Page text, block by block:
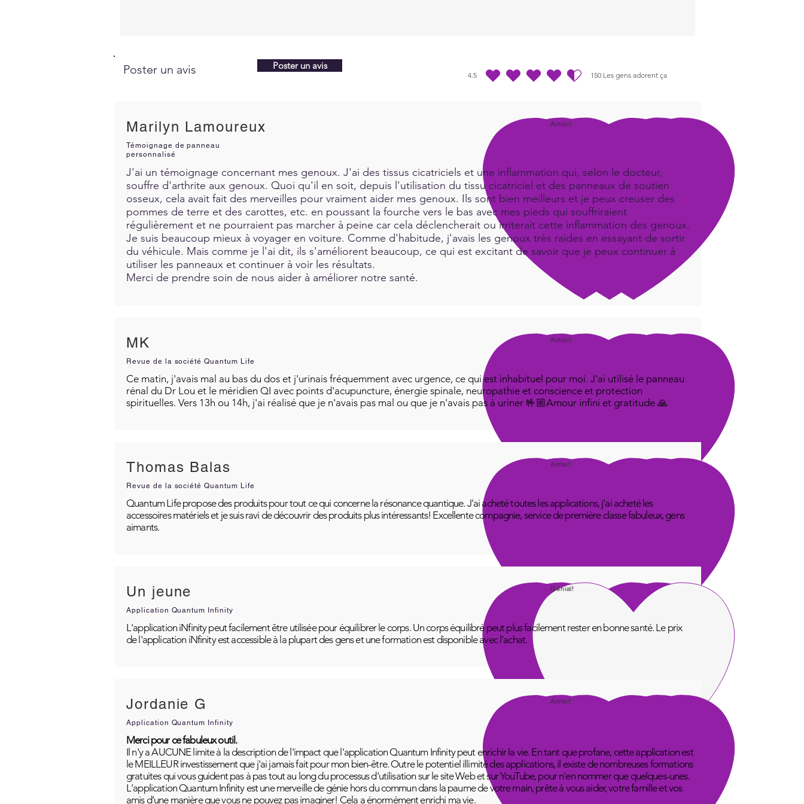
Poster un avis Poster un avis
4.5 150 Les gens adorent ça
la note moyenne est 4.5 sur 5, d'après 150 votes, Les gens adorent ça
Marilyn Lamoureux Aimer!
Témoignage de panneau
personnalisé
J'ai un témoignage concernant mes genoux. J'ai des tissus cicatriciels et une inflammation qui, selon le docteur,
souffre d'arthrite aux genoux. Quoi qu'il en soit, depuis l'utilisation du tissu cicatriciel et des panneaux de soutien
osseux, cela avait fait des merveilles pour vraiment aider mes genoux. Ils sont bien meilleurs et je peux creuser des
pommes de terre et des carottes, etc. en poussant la fourche vers le bas avec mes pieds qui souffriraient
régulièrement et ne pourraient pas marcher à peine car cela déclencherait ou irriterait cette inflammation des genoux.
Je suis beaucoup mieux à voyager en voiture. Comme d'habitude, j'avais les genoux très raides en essayant de sortir
du véhicule. Mais comme je l'ai dit, ils s'améliorent beaucoup, ce qui est excitant de savoir que je peux continuer à
utiliser les panneaux et continuer à voir les résultats.
Merci de prendre soin de nous aider à améliorer notre santé.
MK Aimer!
Revue de la société Quantum Life
Ce matin, j'avais mal au bas du dos et j'urinais fréquemment avec urgence, ce qui est inhabituel pour moi. J'ai utilisé le panneau
rénal du Dr Lou et le méridien QI avec points d'acupuncture, énergie spinale, neuropathie et conscience et protection
spirituelles. Vers 13h ou 14h, j'ai réalisé que je n'avais pas mal ou que je n'avais pas à uriner 🤟🏼Amour infini et gratitude 🙏
Thomas Balas Aimer!
Revue de la société Quantum Life
Quantum Life propose des produits pour tout ce qui concerne la résonance quantique. J'ai acheté toutes les applications, j'ai acheté les
accessoires matériels et je suis ravi de découvrir des produits plus intéressants! Excellente compagnie, service de première classe fabuleux, gens
aimants.
Un jeune Génial!
Application Quantum Infinity
L'application iNfinity peut facilement être utilisée pour équilibrer le corps. Un corps équilibré peut plus facilement rester en bonne santé. Le prix
de l'application iNfinity est accessible à la plupart des gens et une formation est disponible avec l'achat.
Jordanie G Aimer!
Application Quantum Infinity
Merci pour ce fabuleux outil.
Il n'y a AUCUNE limite à la description de l'impact que l'application Quantum Infinity peut enrichir la vie. En tant que profane, cette application est
le MEILLEUR investissement que j'ai jamais fait pour mon bien-être. Outre le potentiel illimité des applications, il existe de nombreuses formations
gratuites qui vous guident pas à pas tout au long du processus d'utilisation sur le site Web et sur YouTube, pour n'en nommer que quelques-unes.
L'application Quantum Infinity est une merveille de génie hors du commun dans la paume de votre main, prête à vous aider, votre famille et vos
amis d'une manière que vous ne pouvez pas imaginer! Cela a énormément enrichi ma vie.